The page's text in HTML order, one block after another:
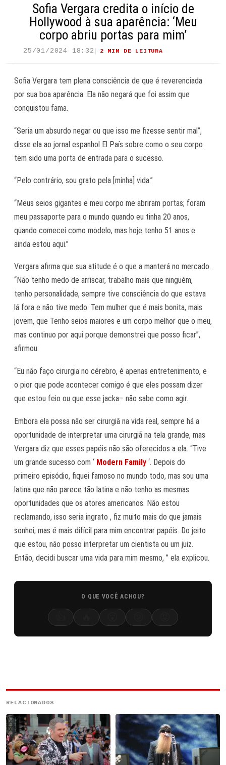
Sofia Vergara credita o início de
Hollywood à sua aparência: ‘Meu
corpo abriu portas para mim’
25/01/2024 18:32 2 MIN DE LEITURA
Sofia Vergara tem plena consciência de que é reverenciada
por sua boa aparência. Ela não negará que foi assim que
conquistou fama.
“Seria um absurdo negar ou que isso me fizesse sentir mal”,
disse ela ao jornal espanhol El País sobre como o seu corpo
tem sido uma porta de entrada para o sucesso.
“Pelo contrário, sou grato pela [minha] vida.”
“Meus seios gigantes e meu corpo me abriram portas; foram
meu passaporte para o mundo quando eu tinha 20 anos,
quando comecei como modelo, mas hoje tenho 51 anos e
ainda estou aqui.”
Vergara afirma que sua atitude é o que a manterá no mercado.
“Não tenho medo de arriscar, trabalho mais que ninguém,
tenho personalidade, sempre tive consciência do que estava
lá fora e não tive medo. Tem mulher que é mais bonita, mais
jovem, que Tenho seios maiores e um corpo melhor que o meu,
mas continuo por aqui porque demonstrei que posso ficar”,
afirmou.
“Eu não faço cirurgia no cérebro, é apenas entretenimento, e
o pior que pode acontecer comigo é que eles possam dizer
que estou feio ou que esse jacka– não sabe como agir.
Embora ela possa não ser cirurgiã na vida real, sempre há a
oportunidade de interpretar uma cirurgiã na tela grande, mas
Vergara diz que esses papéis não são oferecidos a ela. “Tive
um grande sucesso com ‘ Modern Family ‘. Depois do
primeiro episódio, fiquei famoso no mundo todo, mas sou uma
latina que não parece tão latina e não tenho as mesmas
oportunidades que os atores americanos. Não estou
reclamando, isso seria ingrato , fiz muito mais do que jamais
sonhei, mas é mais difícil para mim encontrar papéis. Do jeito
que estou, não posso interpretar um cientista ou um juiz.
Então, decidi buscar uma vida para mim mesmo, ” ela explicou.
O QUE VOCÊ ACHOU?
RELACIONADOS